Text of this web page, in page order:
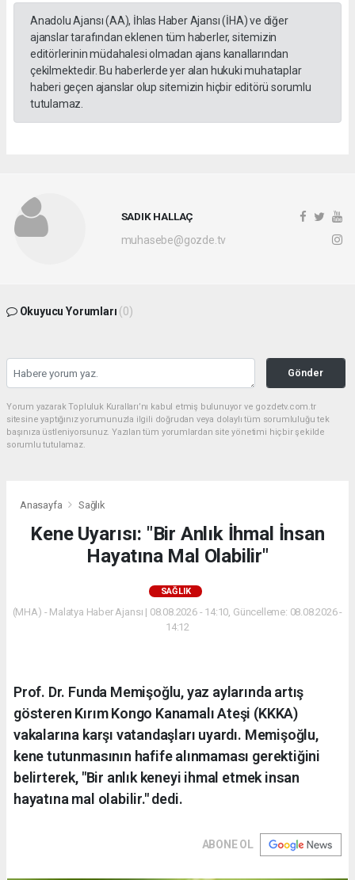
Anadolu Ajansı (AA), İhlas Haber Ajansı (İHA) ve diğer
ajanslar tarafından eklenen tüm haberler, sitemizin
editörlerinin müdahalesi olmadan ajans kanallarından
çekilmektedir. Bu haberlerde yer alan hukuki muhataplar
haberi geçen ajanslar olup sitemizin hiçbir editörü sorumlu
tutulamaz.
SADIK HALLAÇ
muhasebe@gozde.tv
Okuyucu Yorumları (0)
Gönder
Yorum yazarak Topluluk Kuralları’nı kabul etmiş bulunuyor ve gozdetv.com.tr
sitesine yaptığınız yorumunuzla ilgili doğrudan veya dolaylı tüm sorumluluğu tek
başınıza üstleniyorsunuz. Yazılan tüm yorumlardan site yönetimi hiçbir şekilde
sorumlu tutulamaz.
Anasayfa Sağlık
Kene Uyarısı: "Bir Anlık İhmal İnsan
Hayatına Mal Olabilir"
SAĞLIK
(MHA) - Malatya Haber Ajansı | 08.08.2026 - 14:10, Güncelleme: 08.08.2026 -
14:12
Prof. Dr. Funda Memişoğlu, yaz aylarında artış
gösteren Kırım Kongo Kanamalı Ateşi (KKKA)
vakalarına karşı vatandaşları uyardı. Memişoğlu,
kene tutunmasının hafife alınmaması gerektiğini
belirterek, "Bir anlık keneyi ihmal etmek insan
hayatına mal olabilir." dedi.
ABONE OL